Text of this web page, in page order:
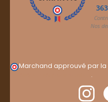
Marchand approuvé par la
.